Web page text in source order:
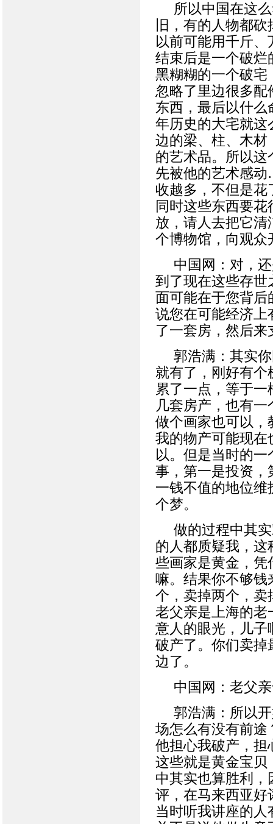
所以中国在这
旧，有的人物都
以前可能用千斤
结束后是一个破烂
黑糊糊的一个破宅
忽略了里边很多
东西，最后以什
年历史的大宅就这
边的梁、柱、木材
的艺术品。所以
先被他的艺术感
收越多，不但是
同时这些东西要
放，请人去把它
个博物馆，向观众
中国网：对，
到了现在这些存世
面可能在于您背后
说您在可能经济上
了一套房，然后
郭浩满：其实
就有了，刚好有
累了一点，等于
几套房产，也有
做个画家也可以，
我的物产可能现在
以。但是当时的
事，第一是投资，
一钱不值的地位
个梦。
做的过程中其
的人都质疑我，
些画家是黄金，凭
嘛。结果你不够钱
个，卖掉两个，卖
老父亲是上海的老
意人的眼光，儿子
破产了。你们卖掉
边了。
中国网：老父
郭浩满：所以
场怎么有没有前途
他担心我破产，担
这些就是黄金宝贝
中其实也算胜利
评，在马来西亚好
当时听我讲座的